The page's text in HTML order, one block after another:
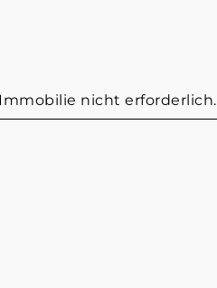
nicht erforderlich.